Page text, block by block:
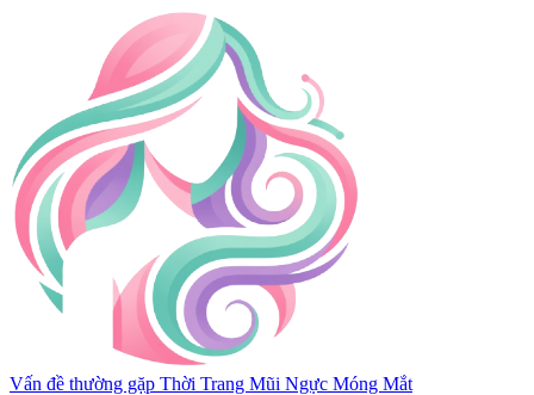
Vấn đề thường gặp Thời Trang Mũi Ngực Móng Mắt